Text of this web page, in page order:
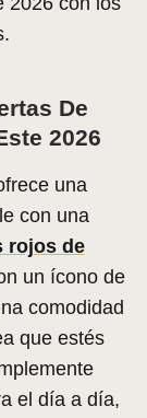
De
2026
una
con una
rojos de
un ícono de
comodidad
que estés
el día a día,